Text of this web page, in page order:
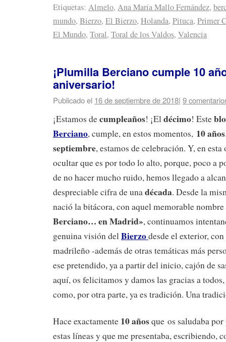
Etiquetas: Almelo, Ana María Mallo Fernández,
mundo, Bierzo, El Bierzo, Holanda, Pituca, Primer
El Mundo, Toral, Toral de los Valdos, Valencia
¡Plumilla Berciano cumple 10
aniversario!
Publicado el 16 de septiembre de 2018| 9
¡Estamos decumpleaños! ¡Eldécimo! Este
Berciano, cumple, en estos momentos, 10 años
septiembre, estamos de celebración. Y, en
ocultar que es por todo lo alto, porque, poco a
de no hacer mucho ruido, hemos llegado a
despreciable cifra de unadécada. Desde la
nació la bitácora, con aquel memorable
Berciano… en Madrid», continuamos
genuina visión delBierzodesde el exterior,
madrileño -además de otras temáticas más
ese pretendido, ya a partir del inicio, cajón de
aquí, os felicitamos y damos las gracias a
como, por otra parte, ya es tradición. Una
Hace exactamente 10 añosque os saludaba
estas líneas y que me presentaba, escribiendo,